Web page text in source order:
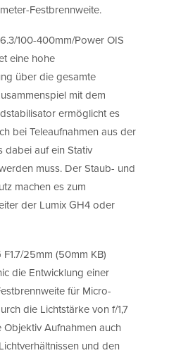
Festbrennweite.
100-400mm/Power OIS
eine hohe
über die gesamte
mit dem
ermöglicht es
bei Teleaufnahmen aus der
dabei auf ein Stativ
muss. Der Staub- und
machen es zum
der Lumix GH4 oder
25mm (50mm KB)
die Entwicklung einer
für Micro-
die Lichtstärke von f/1,7
Aufnahmen auch
und den